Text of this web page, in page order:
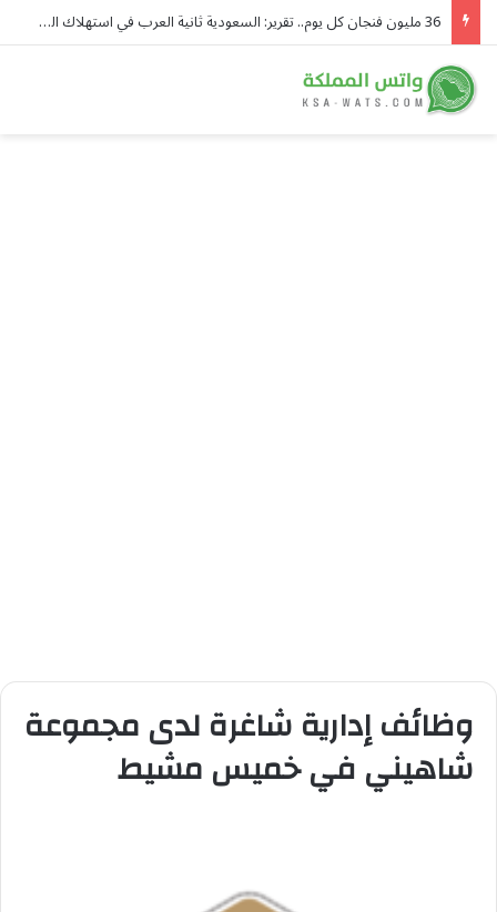
36 مليون فنجان كل يوم.. تقرير: السعودية ثانية العرب في استهلاك القهوة وسوقها يتجه نحو 40 مليار ريال
وظائف إدارية شاغرة لدى مجموعة
شاهيني في خميس مشيط